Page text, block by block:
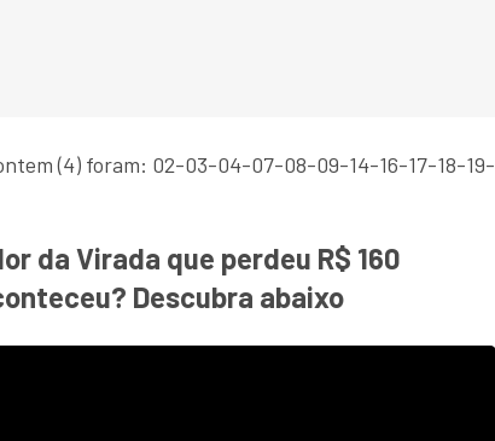
(4) foram: 02-03-04-07-08-09-14-16-17-18-19-
da Virada que perdeu R$ 160
Descubra abaixo